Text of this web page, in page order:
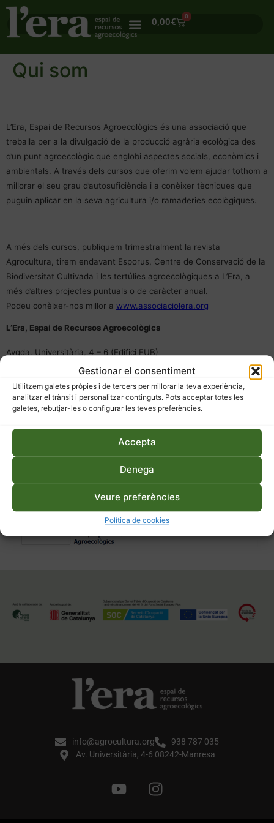
Gestionar el consentiment
Utilitzem galetes pròpies i de tercers per millorar la teva experiència,
analitzar el trànsit i personalitzar continguts. Pots acceptar totes les
galetes, rebutjar-les o configurar les teves preferències.
Accepta
Denega
Veure preferències
Política de cookies
0,00€
0
Qui som
L’Era, Espai de Recursos Agroecològics és una associació que
treballa per a la divulgació de la producció agrària ecològica des
d’un punt agroecològic que englobi aspectes socials, econòmics i
ambientals. A través dels cursos que oferim volem ajudar tothom a
millorar el seu grau d’autosuficiència i a conèixer tècniques que
puguin aplicar en la seva agricultura i/o ramaderies ecològiques.
A més dels cursos, publiquem trimestralment la revista
Agrocultura, tirem endavant Esporus, Centre de Conservació de la
Biodiversitat Cultivada i les tertúlies agroecològiques a L’Era, a
més d’altres projectes puntuals o de caràcter anual.
Podeu conèixer-nos millor a www.associaciolera.org
L’Era, Espai de Recursos Agroecològics
Avgda. Universitària, 4 – 6 (Edifici FUB)
08242 – Manresa (Barcelona)
Tel: 938 787 035
info@associaciolera.org
info@agrocultura.org
938 787 035
Av. Universitària, 4-6 08242-Manresa